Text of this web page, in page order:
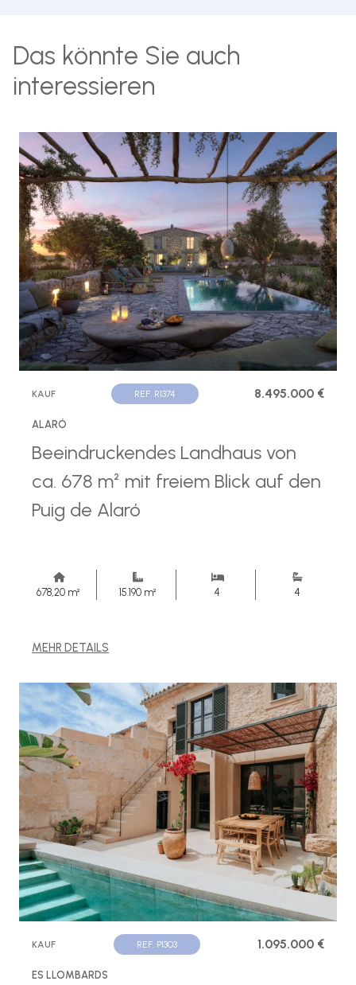
Das könnte Sie auch
interessieren
KAUF REF. R1374 8.495.000 €
ALARÓ
Beeindruckendes Landhaus von
ca. 678 m² mit freiem Blick auf den
Puig de Alaró
678,20 m² 15.190 m² 4 4
MEHR DETAILS
KAUF REF. P1303 1.095.000 €
ES LLOMBARDS